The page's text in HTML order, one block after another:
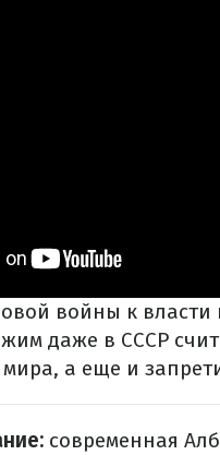
войны к
даже в СССР
а еще и
современная